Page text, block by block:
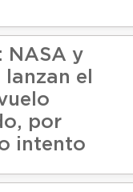
NASA y
lanzan el
por
intento